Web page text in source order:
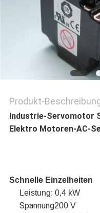
POLICY
Produkt-
Industrie-Servomotor
Elektro Motoren-AC-
Schnelle Einzelheiten
Leistung: 0,4 kW
Spannung200 V